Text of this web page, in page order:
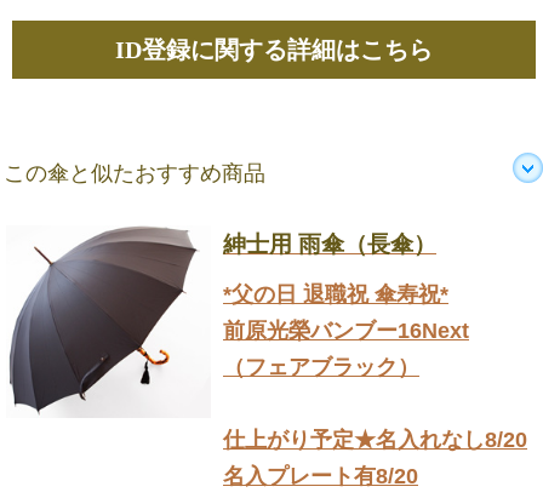
ID登録に関する詳細はこちら
この傘と似たおすすめ商品
紳士用 雨傘（長傘）
*父の日 退職祝 傘寿祝*
前原光榮バンブー16Next
（フェアブラック）
仕上がり予定★名入れなし8/20
名入プレート有8/20